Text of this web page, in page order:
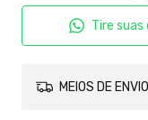
Tire
MEIOS DE ENVIO